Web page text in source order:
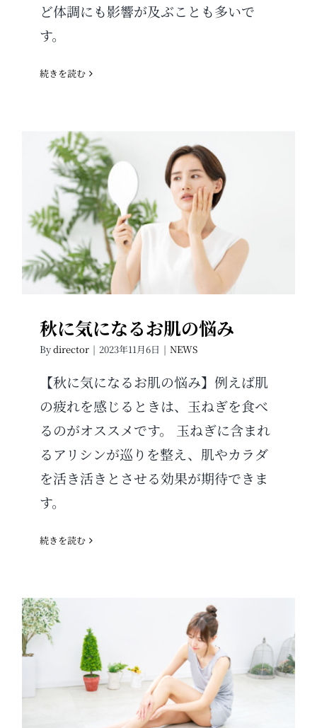
ど体調にも影響が及ぶことも多いで
す。
続きを読む
秋に気になるお肌の悩み
秋に気になるお肌の悩み
Bydirector | 2023年11月6日 | NEWS
【秋に気になるお肌の悩み】例えば肌
の疲れを感じるときは、玉ねぎを食べ
るのがオススメです。 玉ねぎに含まれ
るアリシンが巡りを整え、肌やカラダ
を活き活きとさせる効果が期待できま
す。
続きを読む
こむら返り